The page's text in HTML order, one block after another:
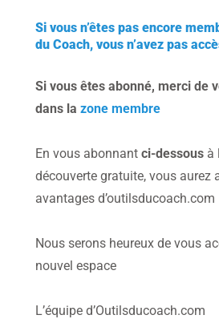
Si vous n’êtes pas encore
du Coach, vous n’avez pas
Si vous êtes abonné, merci de
dans lazone membre
En vous abonnantci-dessous à
découverte gratuite, vous aurez
avantages d’outilsducoach.com
Nous serons heureux de vous
nouvel espace
L’équipe d’Outilsducoach.com